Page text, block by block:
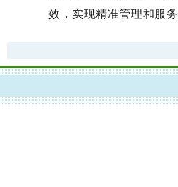
效 ，实现精准管理和服务